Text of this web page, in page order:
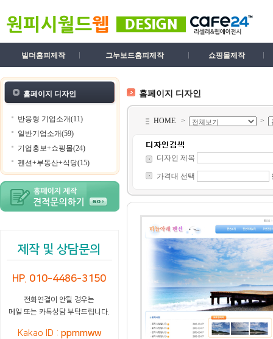
빌더홈피제작 그누보드홈피제작 쇼핑몰제작
홈페이지 디자인
반응형 기업소개(11)
일반기업소개(59)
기업홍보+쇼핑몰(24)
펜션+부동산+식당(15)
제작 및 상담문의
HP. 010-4486-3150
전화연결이 안될 경우는
메일 또는 카톡상담 부탁드립니다.
Kakao ID : ppmmww
홈페이지 디자인
HOME > >
디자인 제목
가격대 선택